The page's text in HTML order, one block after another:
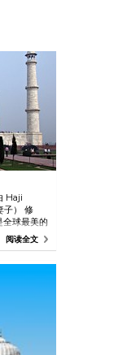
Haji
子） 修
全球最美的
年完
阅读全文